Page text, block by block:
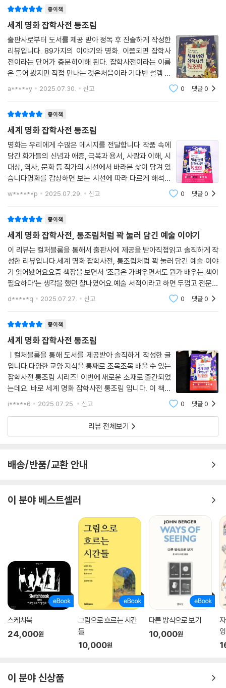
74. 라파엘로는 왜 [성모자와 세례 요한, 또는 의자에 앉은 성모]를 버려진
75. 요절한 천재 비어즐리의 삽화는 인쇄술 발달에 힘입어 큰 성공을 거두
었다?
76. 클림트는 여성을 그릴 때 알몸을 먼저 그린 뒤 그 위에 옷을 그렸다는
데?
Chapter 6. 모네는 왜 대중의 찬사를 받은 자기 작품 [일본 여인]을 졸작
77. 시들해진 고갱의 창작욕과 예술가의 열정을 되살려 낸 한 타히티 소녀
78. 로트레크는 왜 다른 화가들은 그리기 싫어하는 포스터를 즐겨 그렸을
까?
79. 화가 에곤 실레와 독재자 히틀러의 인생 여정은 싱크로율 거의 백 퍼센
80. 보티치니의 [토비아스와 세 천사]에 다빈치가 모델로 등장한다는데?
82. 라파엘로가 [아테네 학당]에 라이벌 미켈란젤로를 그려 넣은 까닭은?
83. 고흐의 해바라기 그림에는 어떤 상징과 의미가 담겨 있을까?
84. 들라크루아의 베일에 싸인 출생 비밀이 그의 작품 [키오스섬의 학살]
과 관련 깊다는데?
85. 모네는 왜 전문가와 대중의 찬사를 받고 비싼 가격에 팔린 자기 작품
[일본 여인]을 졸작으로 규정했을까?
86. [후가쿠 36경]의 화가 호쿠사이가 평생 93번이나 이사하며 살아야
87. 고귀함을 일관되게 추구한 푸생은 왜 야만스러운 폭력 장면이 가득한
88. 10개월 동안 4번이나 화풍을 바꾸면서 150여 점을 그린 도슈사이 샤
라쿠는 화가 한 사람이었을까, 화가 집단이었을까?
89. [볼록거울에 비친 자화상]의 미소년 파르미자니노가 갑자기 늙어 버
린 흥미진진한 이유는?
오랫동안 상식처럼 받아들여져 온 이 해석을 거부하고 대담한 주장을 편
이가 있다. [기억의 지속] 등으로 유명한 초현실주의 화가 살바도르 달리
가 바로 그다. 그는 밀레의 [만종] 속에 깜짝 놀랄 만한 비밀이 숨어 있다고
주장했다. 그 비밀은 과연 무엇일까? 결론부터 말하자면, 달리는 그림 속
부부가 하던 일을 잠시 멈추고 감사 기도를 드리는 것이 아니라 죽은 아들
을 땅에 묻으며 슬퍼하는 것이라고 주장했다. 무엇을 근거로 그런 주장을
했을까? 우선, 그는 그림 속 부부 사이에 놓인 ‘바구니’에 주목했다. 그에 따
부부의 아기다.
밀레는 부모를 주제로 한 그림을 많이 남겼다. 그중 한 부모가 죽은 아들의
시신을 넣어 둔 관 앞에 서 있는 장면을 그렸다가 자칫 그림이 지나치게 감
상적으로 흐를 것을 염려하여 바구니로 고쳐 그렸다.
그러면서 그 사장은 달리가 위조지폐를 한눈에 찾아낼 정도로 뛰어난 감식
안을 지녔다는 점을 근거로 들었다. 그는 또 “루브르 미술관에서 엑스선 검
사를 한 결과, 바구니 아래에 아이의 무덤이 있었던 것으로 판단했다”라고
덧붙였다.
많은 사람의 생각대로, 그림 속 농부 부부는 고된 일과를 마치며 감사 기도
를 드리는 것일까? 아니면 달리의 주장대로, 죽은 아들을 땅에 묻으며 슬
· 고야의 [1808년 5월 3일 마드리드, 또는 “학살”] 속 ‘흰 셔츠 입은 남
자’의 모델이 예수라고?
프란시스코 고야는 스페인의 수도 마드리드에서 일어난 역사적 사건을 소
재로 그린 그림으로 유명해진 화가다. [1808년 5월 3일 마드리드, 또는
“맘루크 기병과의 싸움”]과 [1808년 5월 3일 마드리드, 또는 “학살”] 연
작이 그 그림들이다.
이 연작 그림의 배경이 된 마드리드에서 일어난 역사적 사건이란 무엇일
까? 1808년 5월 2일, 불세출의 정복 군주 나폴레옹 보나파르트가 이끄는
페르난도 7세는 마드리드를 포기하고 도망쳤으나 시민들은 프랑스군에
다. 당시 마드리드에 머물던 고야는 자신의 별장 창문 너머에서 벌어지는
고야는 희생당한 이들의 시신을 하나하나 등불을 밝혀가며 세밀히 스케치
프랑스 군대의 마드리드 시민 학살 사건을 소재로 그려진 연작은 가로 길
이만 3미터 50센티미터에 달하는 대형 그림이다. 이 작품에서 고야는 나
폴레옹 군대의 무자비한 학살이 초래한 끔찍한 비극과 마드리드 시민들의
영웅적인 행동이라는 역사적 사실을 충실하게 재현했다. 특히 [1808년 5
월 3일 마드리드, 또는 “학살”]에서 처형자들을 마주한 희생자들의 비장
한 항의의 몸짓, 처연한 표정, 눈을 가린 채 괴로워하는 이들에게서 보이는
감정 표현은 너무도 생생하다.
한껏 벌린 채 서 있다. 고야는 누구를 모델로 ‘흰 셔츠 입은 남자’를 그렸을
종이책
세계 명화 잡학사전 통조림
출판사로부터 도서를 제공 받아 정독 후 진솔하게 작성한
리뷰입니다. 89가지의 이야기와 명화. 이쯤되면 잡학사
전이라는 단어가 충분히이해 된다. 잡학사전이라는 이름
은 들어 봤지만 직접 만나는 것은처음이라 기대반 설렘 반
으로 책을 열었고 이내 왜 이 시리즈가인기가 있고 재미가
있는지 알 수 있었다. 작가들이 자신의 그림속에 숨겨 놓
a*****y 2025.07.30. 신고 0 댓글0
종이책
세계 명화 잡학사전 통조림
명화는 우리에게 수많은 메시지를 전달합니다 작품 속에
담긴 화가들의 신념과 애증, 극복과 용서, 사랑과 이해, 시
대상, 역사, 문화 등 작가의 시선에서 바라본 삶이 담겨 있
습니다명화를 감상하면 보는 시선에 따라 다르게 해석되
를 깊이 이해할 수 있습니다미술 지식이 쌓일수록 그림에
w******p 2025.07.29. 신고 0 댓글0
종이책
세계 명화 잡학사전, 통조림처럼 꽉 눌러 담긴 예술 이야기
이 리뷰는 컬처블룸을 통해서 출판사에 제공을 받아직접읽고 솔직하게 작
성한 리뷰입니다.세계 명화 잡학사전, 통조림처럼 꽉 눌러 담긴 예술 이야
기 읽어봤어요요즘 책장을 보면서 ‘조금은 가벼우면서도 뭔가 배우는 책이
필요하다’는 생각을 했던 찰나였어요.예술 서적이라고 하면 두껍고 전문적
인 느낌 때문에 쉽게 손이 안 가잖아요. 그런데 이 책은 표지부터 부담이 없
고, 내용도
d*****q 2025.07.27. 신고 0 댓글0
종이책
세계 명화 잡학사전 통조림
ㅣ컬처블룸을 통해 도서를 제공받아 솔직하게 작성한 글
입니다.다양한 교양 지식을 통째로 조목조목 배울 수 있는
잡학사전 통조림 시리즈! 이번에 새로운 소재로 출간되었
는데요. 바로 세계 명화 잡학사전 통조림 입니다. 이 책은
지금까지 만나 보지 못한 새로운 차원의 명화 읽기로 그림
수 있는 지식책입니다.미술 지식과 안목
i*****6 2025.07.25. 신고 0 댓글0
리뷰 전체보기
배송/반품/교환 안내
이 분야 베스트셀러
스케치북
24,000원
그림으로 흐르는 시간
들
10,000원
다른 방식으로 보기
10,000원
잉
이 분야 신상품